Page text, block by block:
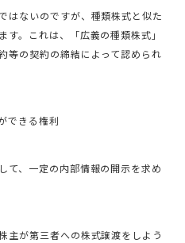
はないのですが、種類株式と似た
す。これは、「広義の種類株式」
等の契約の締結によって認められ
できる権利
て、一定の内部情報の開示を求め
主が第三者への株式譲渡をしよう